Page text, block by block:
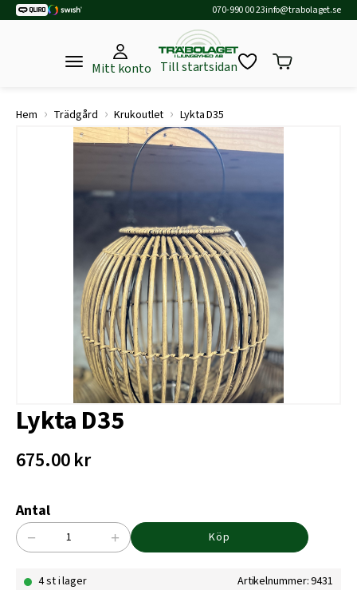
070-990 00 23info@trabolaget.se
Mitt konto Till startsidan
Hem › Trädgård › Krukoutlet › Lykta D35
Lykta D35
675.00kr
Antal
Lykta
mängd
− + Köp
4 st i lager Artikelnummer: 9431